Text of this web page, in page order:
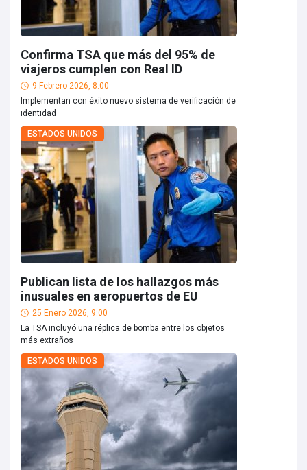
Confirma TSA que más del 95% de
viajeros cumplen con Real ID
9 Febrero 2026, 8:00
Implementan con éxito nuevo sistema de verificación de
identidad
ESTADOS UNIDOS
Publican lista de los hallazgos más
inusuales en aeropuertos de EU
25 Enero 2026, 9:00
La TSA incluyó una réplica de bomba entre los objetos
más extraños
ESTADOS UNIDOS